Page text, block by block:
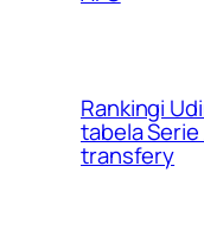
Rankingi
tabela
transfery